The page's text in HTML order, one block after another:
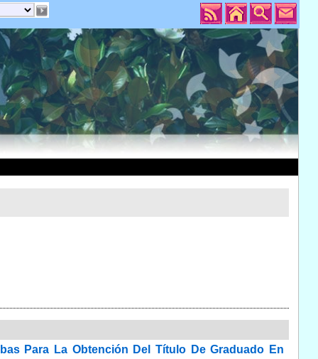
Para La Obtención Del Título De Graduado En